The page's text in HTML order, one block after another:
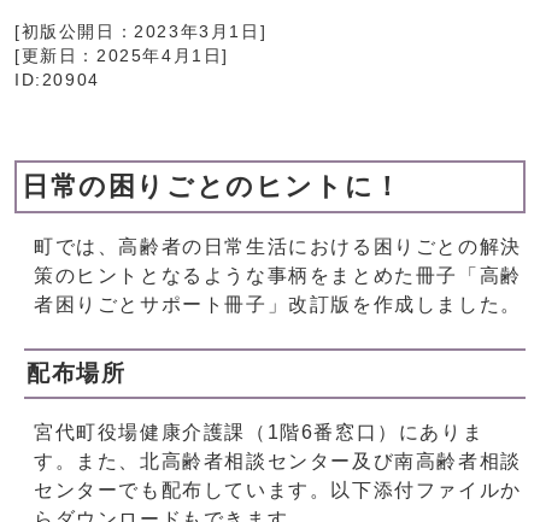
[初版公開日：2023年3月1日 ]
[更新日： 2025年4月1日]
ID:20904
日常の困りごとのヒントに！
町では、高齢者の日常生活における困りごとの解決
策のヒントとなるような事柄をまとめた冊子「高齢
者困りごとサポート冊子」改訂版を作成しました。
配布場所
宮代町役場健康介護課（1階6番窓口）にありま
す。また、北高齢者相談センター及び南高齢者相談
センターでも配布しています。以下添付ファイルか